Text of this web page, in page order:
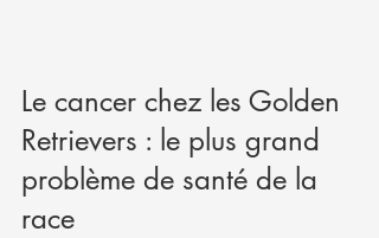
Le cancer chez les Golden
Retrievers : le plus grand
problème de santé de la
race